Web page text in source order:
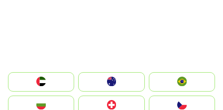
الإمارات العربية المتحدة
Switzerland